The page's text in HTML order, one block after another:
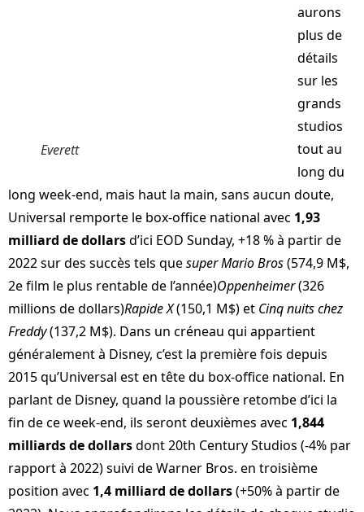
Everett
aurons
plus de
détails
sur les
grands
studios
tout au
long du
long week-end, mais haut la main, sans aucun doute,
Universal remporte le box-office national avec 1,93
milliard de dollarsd’ici EOD Sunday, +18 % à partir de
2022 sur des succès tels quesuper Mario Bros(574,9 M$,
2e film le plus rentable de l’année)Oppenheimer(326
millions de dollars)Rapide X(150,1 M$) et Cinq nuits chez
Freddy(137,2 M$). Dans un créneau qui appartient
généralement à Disney, c’est la première fois depuis
2015 qu’Universal est en tête du box-office national. En
parlant de Disney, quand la poussière retombe d’ici la
fin de ce week-end, ils seront deuxièmes avec 1,844
milliards de dollarsdont 20th Century Studios (-4% par
rapport à 2022) suivi de Warner Bros. en troisième
position avec 1,4 milliard de dollars(+50% à partir de